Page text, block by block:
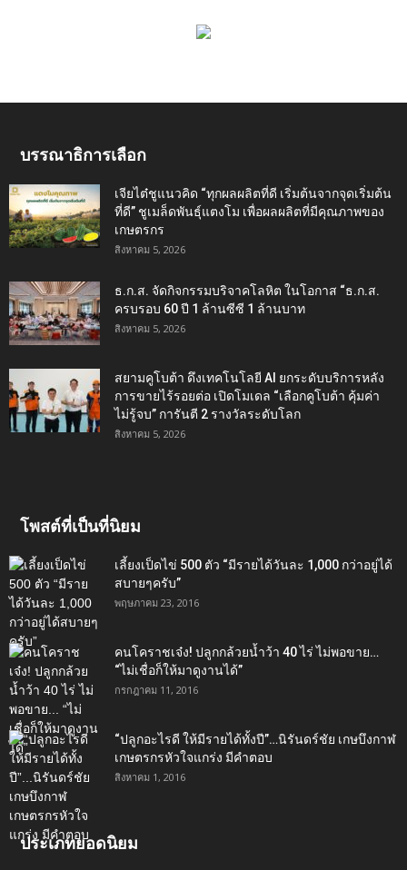
บรรณาธิการเลือก
เจียไต๋ชูแนวคิด “ทุกผลผลิตที่ดี เริ่มต้นจากจุดเริ่มต้น
ที่ดี” ชูเมล็ดพันธุ์แตงโม เพื่อผลผลิตที่มีคุณภาพของ
เกษตรกร
สิงหาคม 5, 2026
ธ.ก.ส. จัดกิจกรรมบริจาคโลหิต ในโอกาส “ธ.ก.ส.
ครบรอบ 60 ปี 1 ล้านซีซี 1 ล้านบาท
สิงหาคม 5, 2026
สยามคูโบต้า ดึงเทคโนโลยี AI ยกระดับบริการหลัง
การขายไร้รอยต่อ เปิดโมเดล “เลือกคูโบต้า คุ้มค่า
ไม่รู้จบ” การันตี 2 รางวัลระดับโลก
สิงหาคม 5, 2026
โพสต์ที่เป็นที่นิยม
เลี้ยงเป็ดไข่ 500 ตัว “มีรายได้วันละ 1,000 กว่าอยู่ได้
สบายๆครับ”
พฤษภาคม 23, 2016
คนโคราชเจ๋ง! ปลูกกล้วยน้ำว้า 40 ไร่ ไม่พอขาย…
“ไม่เชื่อก็ให้มาดูงานได้”‬
กรกฎาคม 11, 2016
“ปลูกอะไรดี ให้มีรายได้ทั้งปี”…นิรันดร์ชัย เกษบึงกาฬ
เกษตรกรหัวใจแกร่ง มีคำตอบ
สิงหาคม 1, 2016
ประเภทยอดนิยม